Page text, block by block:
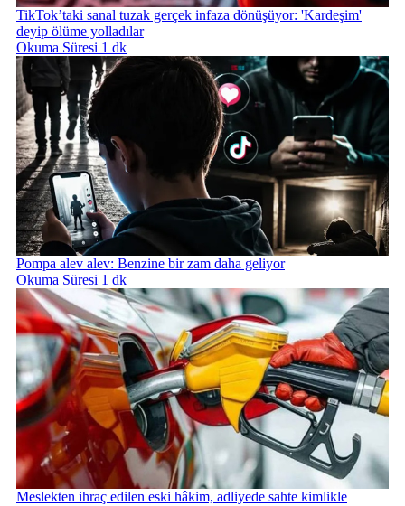
TikTok’taki sanal tuzak gerçek infaza dönüşüyor: 'Kardeşim'
deyip ölüme yolladılar
Okuma Süresi 1 dk
Pompa alev alev: Benzine bir zam daha geliyor
Okuma Süresi 1 dk
Meslekten ihraç edilen eski hâkim, adliyede sahte kimlikle